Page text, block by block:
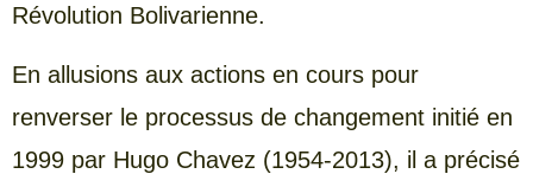
Révolution Bolivarienne.
En allusions aux actions en cours pour
renverser le processus de changement initié en
1999 par Hugo Chavez (1954-2013), il a précisé